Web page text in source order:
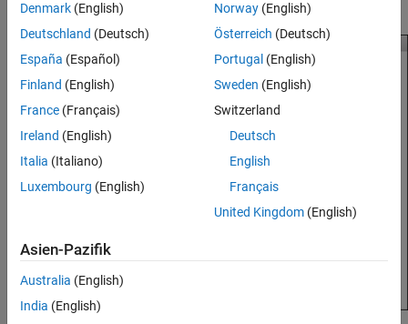
older version of Bluetooth.
Denmark (English)
Deutschland (Deutsch)
España (Español)
Finland (English)
France (Français)
Ireland (English)
Italia (Italiano)
Luxembourg (English)
Norway(English)
Österreich (Deutsch)
Portugal (English)
Sweden (English)
Switzerland
Deutsch
English
Français
United Kingdom(English)
Asien-Pazifik
Australia (English)
India (English)